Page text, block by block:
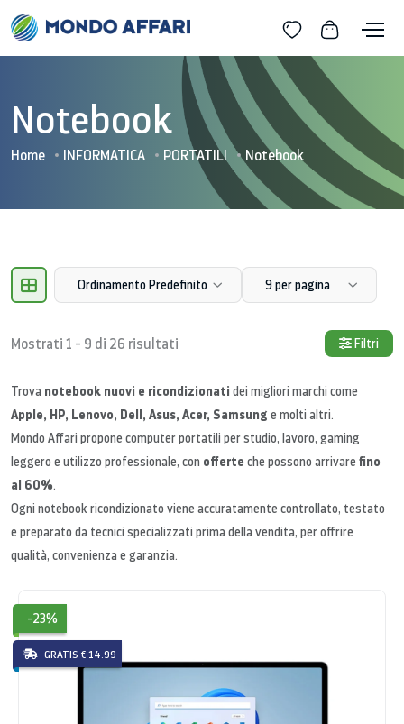
Notebook
Home INFORMATICA PORTATILI Notebook
Ordinamento Predefinito 9 per pagina
Mostrati 1 - 9 di 26 risultati Filtri
Trova notebook nuovi e ricondizionati dei migliori marchi come
Apple, HP, Lenovo, Dell, Asus, Acer, Samsung e molti altri.
Mondo Affari propone computer portatili per studio, lavoro, gaming
leggero e utilizzo professionale, con offerte che possono arrivare fino
al 60%.
Ogni notebook ricondizionato viene accuratamente controllato, testato
e preparato da tecnici specializzati prima della vendita, per offrire
qualità, convenienza e garanzia.
-23%
GRATIS € 14.99